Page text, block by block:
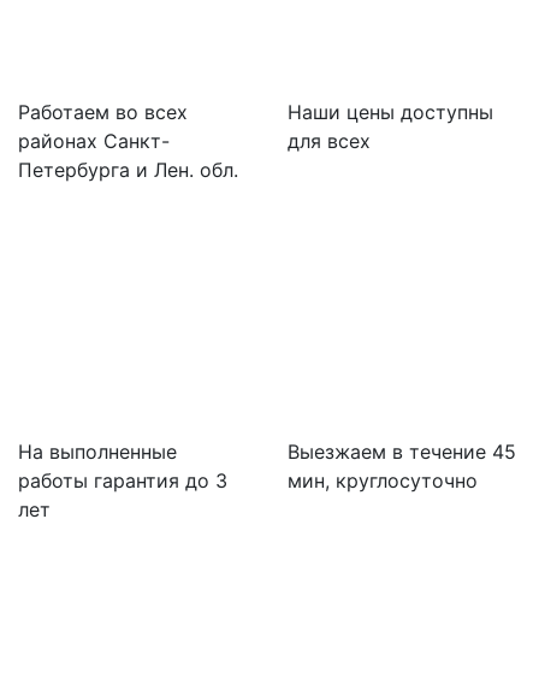
Работаем во всех
районах Санкт-
Петербурга и Лен. обл.
Наши цены доступны
для всех
На выполненные
работы гарантия до 3
лет
Выезжаем в течение 45
мин, круглосуточно